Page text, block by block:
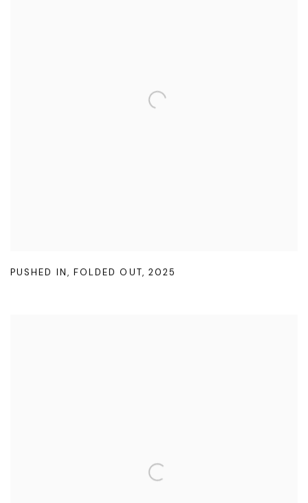
PUSHED IN, FOLDED OUT, 2025